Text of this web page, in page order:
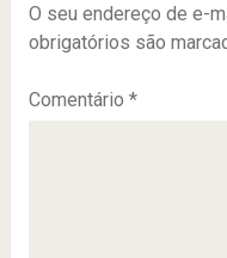
O seu endereço de e-
obrigatórios são
Comentário *